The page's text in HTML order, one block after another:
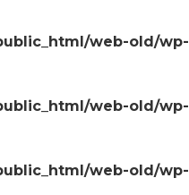
web-old/
web-old/
web-old/